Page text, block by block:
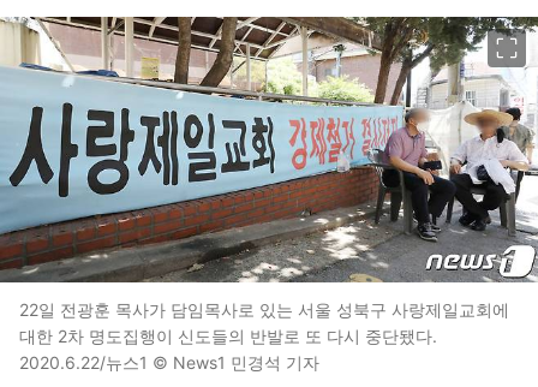
22일 전광훈 목사가 담임목사로 있는 서울 성북구 사랑제일교회에
대한 2차 명도집행이 신도들의 반발로 또 다시 중단됐다.
2020.6.22/뉴스1 © News1 민경석 기자